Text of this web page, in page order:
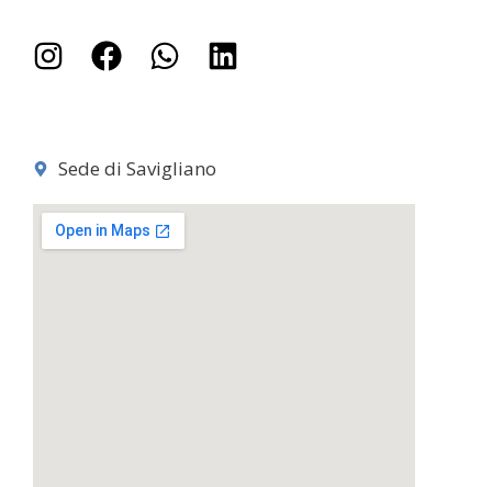
Sede di Savigliano